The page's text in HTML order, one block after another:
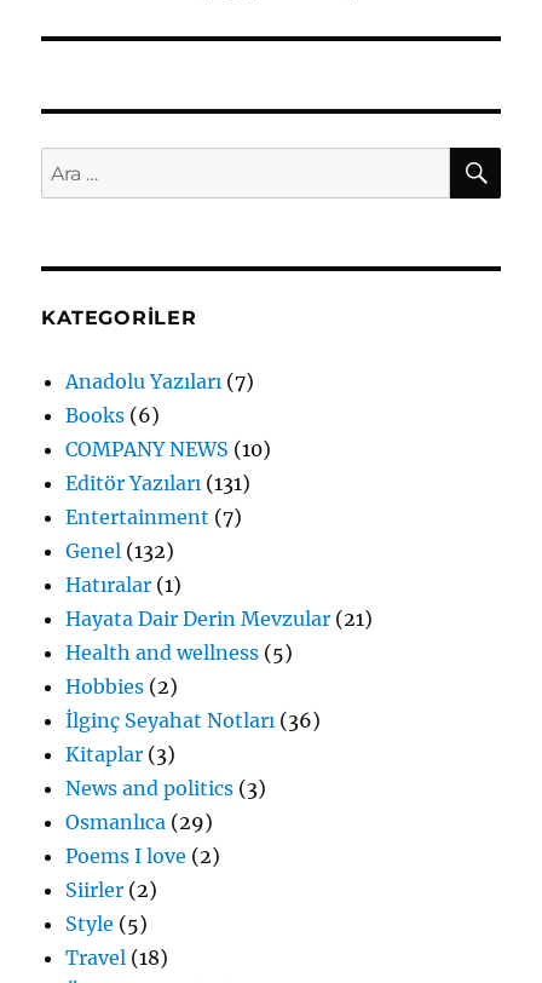
Ara:
KATEGORILER
Anadolu Yazıları (7)
Books (6)
COMPANY NEWS (10)
Editör Yazıları (131)
Entertainment (7)
Genel (132)
Hatıralar (1)
Hayata Dair Derin Mevzular (21)
Health and wellness (5)
Hobbies (2)
İlginç Seyahat Notları (36)
Kitaplar (3)
News and politics (3)
Osmanlıca (29)
Poems I love (2)
Siirler (2)
Style (5)
Travel (18)